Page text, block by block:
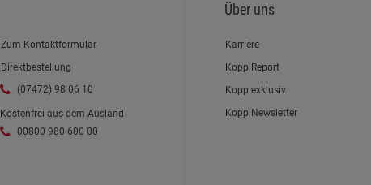
Zum Kontaktformular
Direktbestellung
(07472) 98 06 10
Kostenfrei aus dem Ausland
00800 980 600 00
Über uns
Karriere
Kopp Report
Kopp exklusiv
Kopp Newsletter